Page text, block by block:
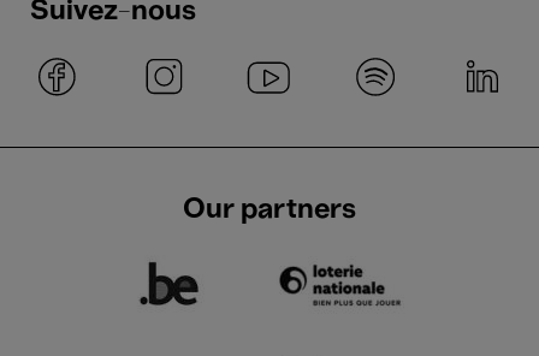
Suivez-nous
Our partners